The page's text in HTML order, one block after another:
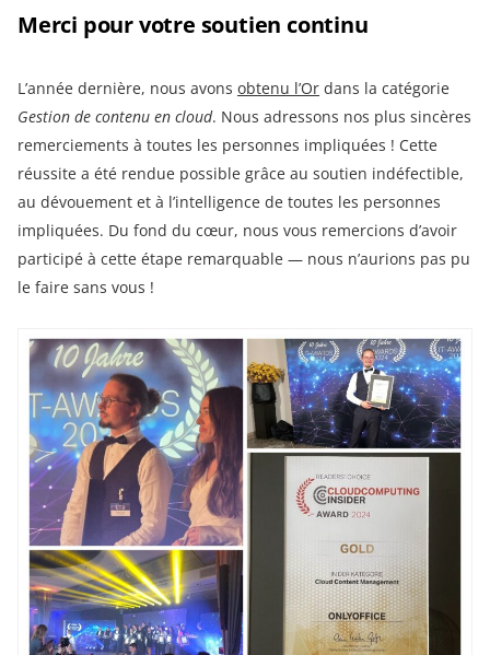
Merci pour votre soutien continu
L’année dernière, nous avons obtenu l’Or dans la catégorie
Gestion de contenu en cloud. Nous adressons nos plus sincères
remerciements à toutes les personnes impliquées ! Cette
réussite a été rendue possible grâce au soutien indéfectible,
au dévouement et à l’intelligence de toutes les personnes
impliquées. Du fond du cœur, nous vous remercions d’avoir
participé à cette étape remarquable — nous n’aurions pas pu
le faire sans vous !